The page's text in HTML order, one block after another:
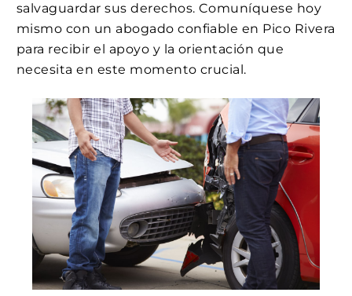
salvaguardar sus derechos. Comuníquese hoy
mismo con un abogado confiable en Pico Rivera
para recibir el apoyo y la orientación que
necesita en este momento crucial.